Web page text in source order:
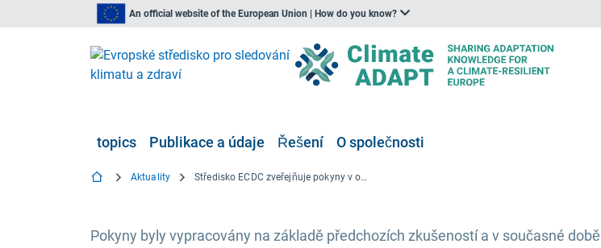
An official website of the European Union | How do you know?
topics Publikace a údaje Řešení O společnosti
Aktuality Středisko ECDC zveřejňuje pokyny v oblasti veřejného zdraví pro posuzování a zmírňování rizika lokálně získaných virových onemocnění přenášených aedy v EU/EHP
Pokyny byly vypracovány na základě předchozích zkušeností a v současné